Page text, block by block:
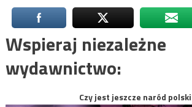
Wspieraj niezależne
wydawnictwo:
Czy jest jeszcze naród